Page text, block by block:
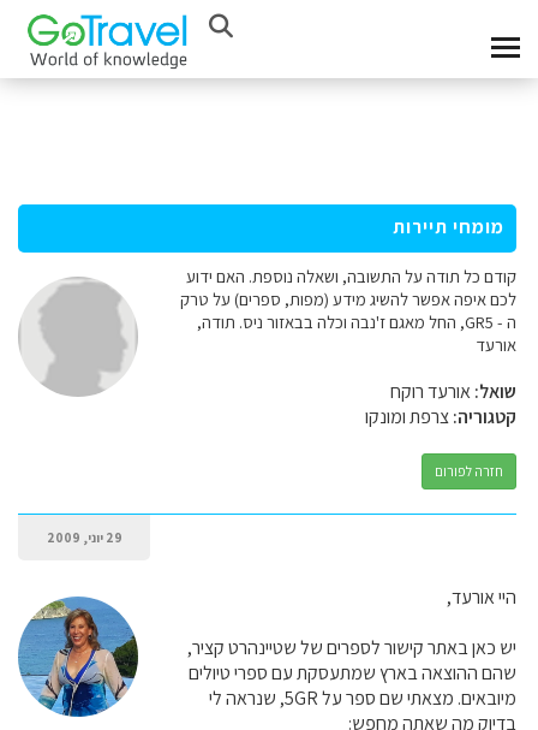
מומחי תיירות
קודם כל תודה על התשובה, ושאלה נוספת. האם ידוע
לכם איפה אפשר להשיג מידע (מפות, ספרים) על טרק
ה - GR5, החל מאגם ז'נבה וכלה בבאזור ניס. תודה,
אורעד
שואל:אורעד רוקח
קטגוריה:צרפת ומונקו
חזרה לפורום
29 יוני, 2009
היי אורעד,
יש כאן באתר קישור לספרים של שטיינהרט קציר,
שהם ההוצאה בארץ שמתעסקת עם ספרי טיולים
מיובאים. מצאתי שם ספר על 5GR, שנראה לי
בדיוק מה שאתה מחפש: